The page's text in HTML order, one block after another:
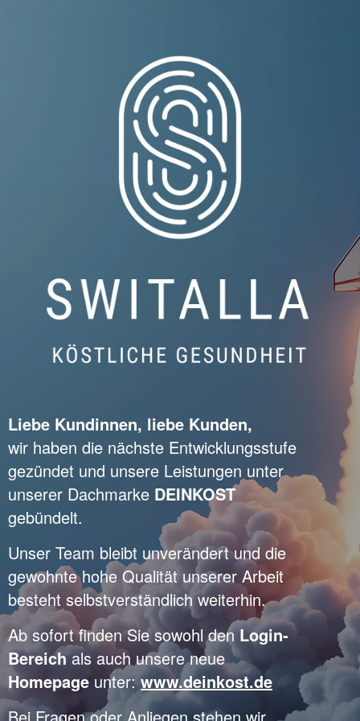
Liebe Kundinnen, liebe Kunden,
wir haben die nächste Entwicklungsstufe
gezündet und unsere Leistungen unter
unserer Dachmarke DEINKOST
gebündelt.
Unser Team bleibt unverändert und die
gewohnte hohe Qualität unserer Arbeit
besteht selbstverständlich weiterhin.
Ab sofort finden Sie sowohl denLogin-
Bereichals auch unsere neue
Homepage unter:www.deinkost.de